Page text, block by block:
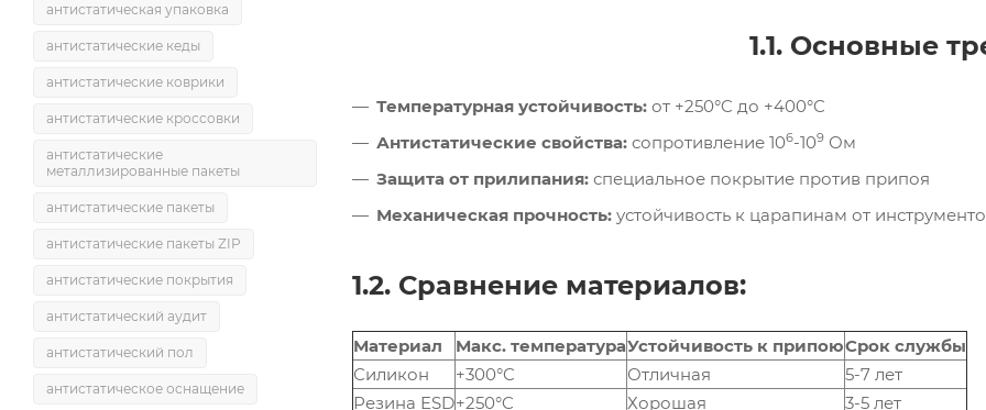
1.1. Основные
Температурная устойчивость: от +250°C до +400°C
Антистатические свойства: сопротивление 106-109 Ом
Защита от прилипания: специальное покрытие против припоя
Механическая прочность: устойчивость к царапинам от
1.2. Сравнение материалов:
Материал Макс. температураУстойчивость к припоюСрок службы
Силикон
+300°C Отличная
5-7 лет
Резина ESD+250°C Хорошая
3-5 лет
антистатическая упаковка
антистатические кеды
антистатические коврики
антистатические кроссовки
антистатические
металлизированные пакеты
антистатические пакеты
антистатические пакеты ZIP
антистатические покрытия
антистатический аудит
антистатический пол
антистатическое оснащение